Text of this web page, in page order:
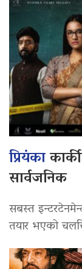
प्रियंका
सार्वजनिक
सबस्त
तयार भएको